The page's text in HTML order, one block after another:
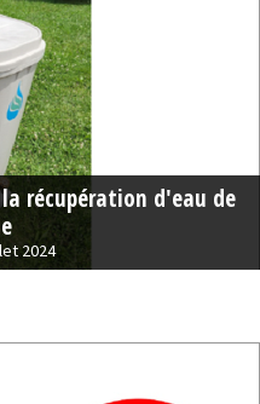
récupération d'eau de
2024